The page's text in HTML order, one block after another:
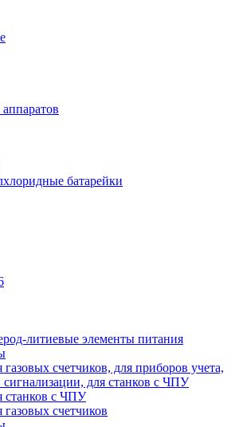
батарейки
литиевые элементы питания
газовых счетчиков, для приборов учета,
для станков с ЧПУ
станков с ЧПУ
газовых счетчиков